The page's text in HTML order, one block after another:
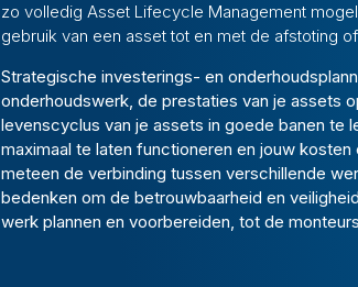
zo volledig Asset Lifecycle Management
gebruik van een asset tot en met de afstoting
Strategische investerings- en
onderhoudswerk, de prestaties van je assets
levenscyclus van je assets in goede banen te
maximaal te laten functioneren en jouw
meteen de verbinding tussen verschillende
bedenken om de betrouwbaarheid en
werk plannen en voorbereiden, tot de